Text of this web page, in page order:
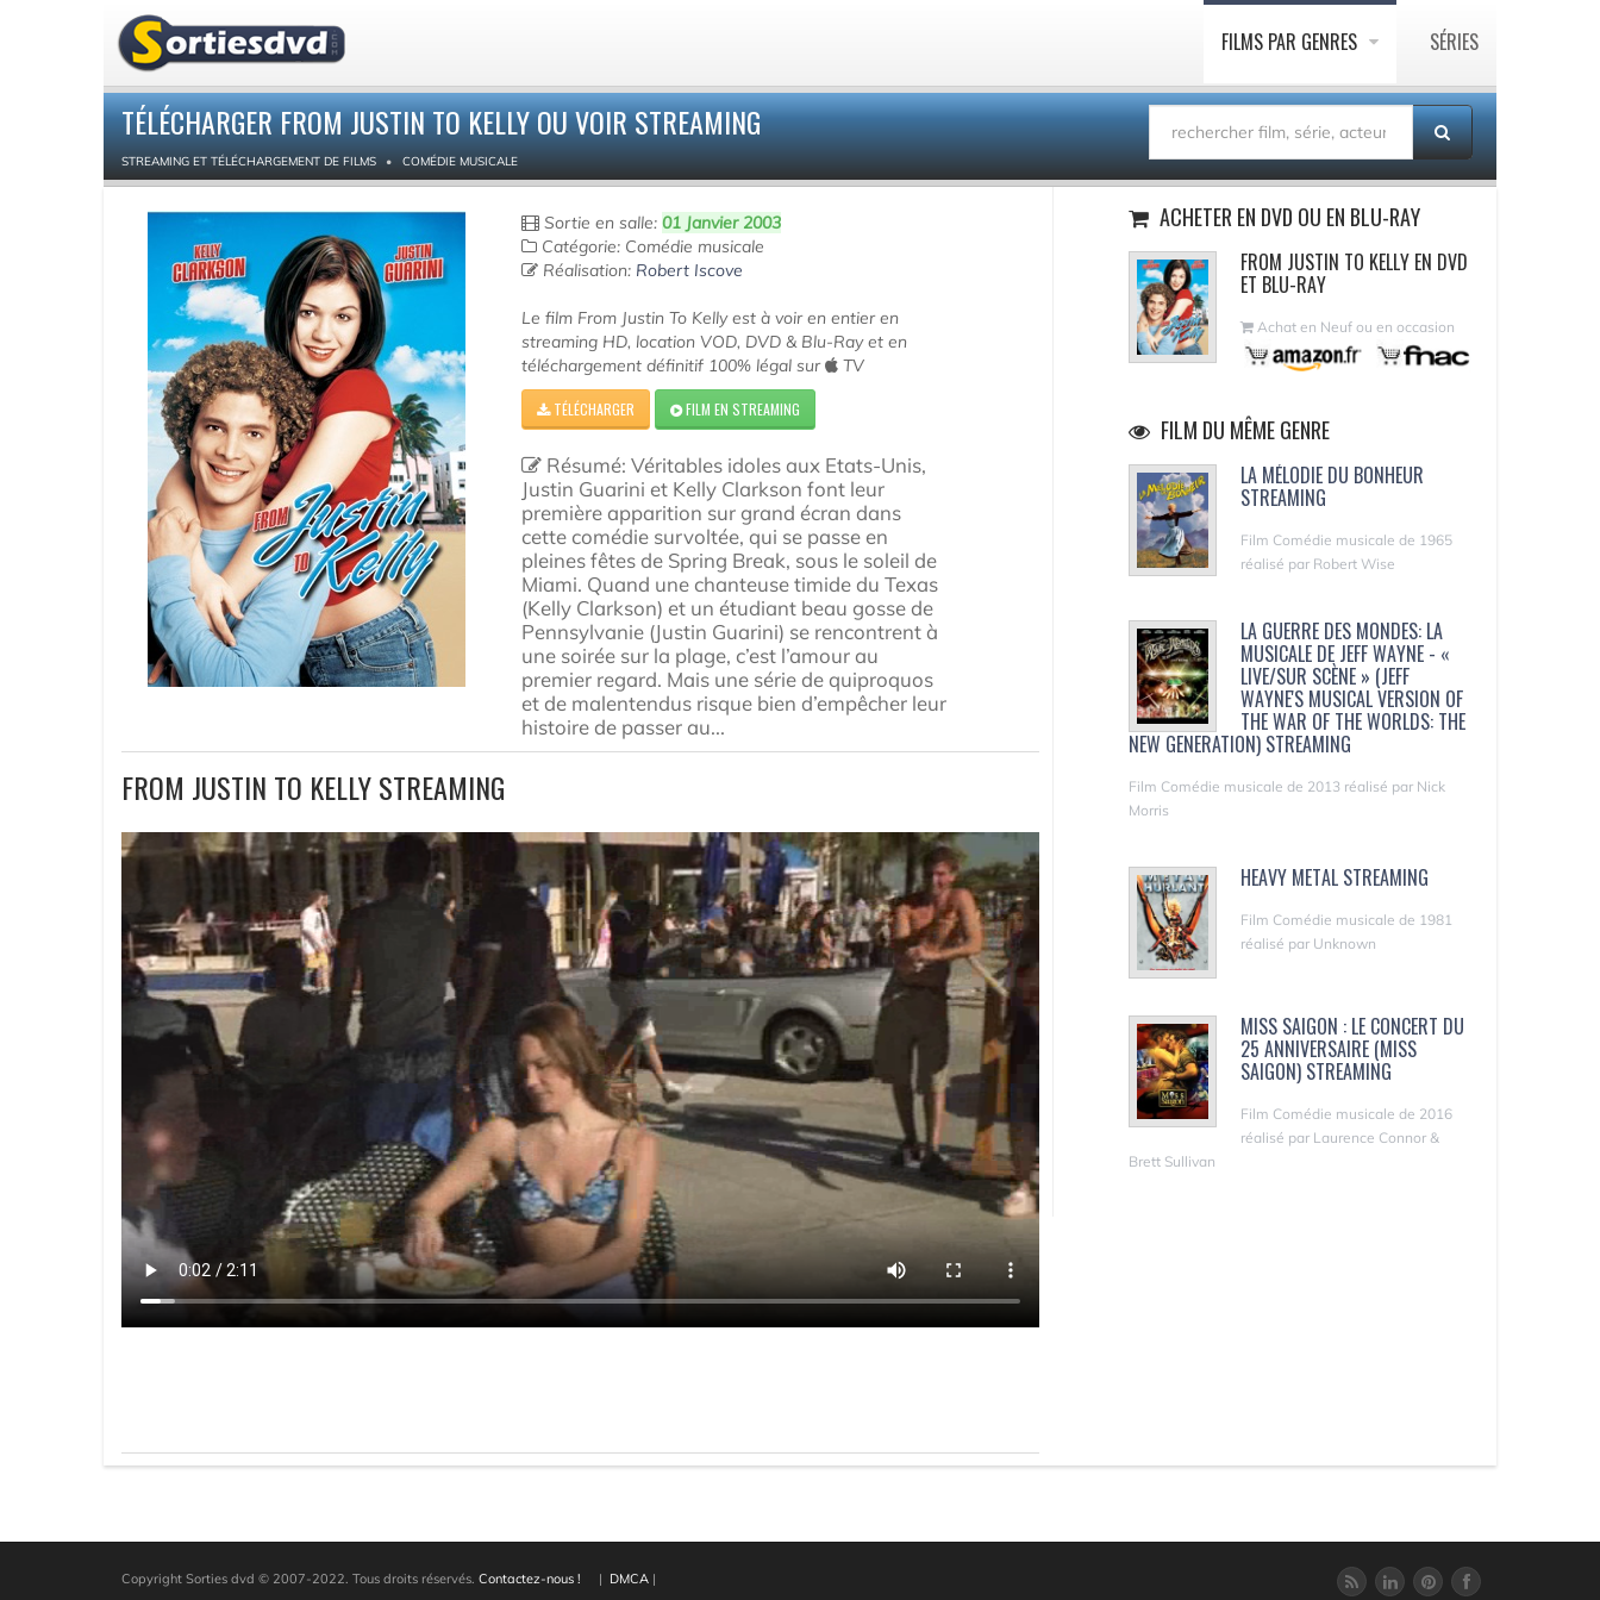
FILMS PAR GENRES SÉRIES
TÉLÉCHARGER FROM JUSTIN TO KELLY OU VOIR STREAMING
STREAMING ET TÉLÉCHARGEMENT DE FILMS COMÉDIE MUSICALE
Sortie en salle:01 Janvier 2003
Catégorie: Comédie musicale
Réalisation: Robert Iscove
Le film From Justin To Kelly est à voir en entier en
streaming HD, location VOD, DVD & Blu-Ray et en
téléchargement définitif 100% légal sur
TV
TÉLÉCHARGER FILM EN STREAMING
Résumé: Véritables idoles aux Etats-Unis,
Justin Guarini et Kelly Clarkson font leur
première apparition sur grand écran dans
cette comédie survoltée, qui se passe en
pleines fêtes de Spring Break, sous le soleil de
Miami. Quand une chanteuse timide du Texas
(Kelly Clarkson) et un étudiant beau gosse de
Pennsylvanie (Justin Guarini) se rencontrent à
une soirée sur la plage, c’est l’amour au
premier regard. Mais une série de quiproquos
et de malentendus risque bien d’empêcher leur
histoire de passer au...
FROM JUSTIN TO KELLY STREAMING
ACHETER EN DVD OU EN BLU-RAY
FROM JUSTIN TO KELLY EN DVD
ET BLU-RAY
Achat en Neuf ou en occasion
FILM DU MÊME GENRE
LA MÉLODIE DU BONHEUR
STREAMING
Film Comédie musicale de 1965
réalisé par Robert Wise
LA GUERRE DES MONDES: LA
MUSICALE DE JEFF WAYNE - «
LIVE/SUR SCÈNE » (JEFF
WAYNE'S MUSICAL VERSION OF
THE WAR OF THE WORLDS: THE
NEW GENERATION) STREAMING
Film Comédie musicale de 2013 réalisé par Nick
Morris
HEAVY METAL STREAMING
Film Comédie musicale de 1981
réalisé par Unknown
MISS SAIGON : LE CONCERT DU
25 ANNIVERSAIRE (MISS
SAIGON) STREAMING
Film Comédie musicale de 2016
réalisé par Laurence Connor &
Brett Sullivan
Copyright Sorties dvd © 2007-2022. Tous droits réservés. Contactez-nous ! | DMCA |